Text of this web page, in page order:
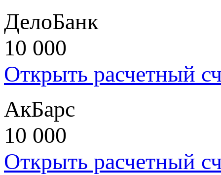
ДелоБанк
10 000
Открыть расчетный
АкБарс
10 000
Открыть расчетный